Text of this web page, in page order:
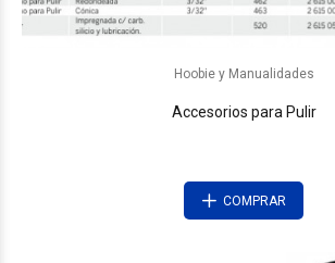
Hoobie y Manualidades
Accesorios para Pulir
COMPRAR